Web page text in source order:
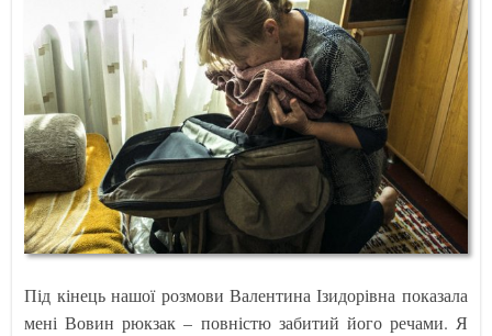
Під кінець нашої розмови Валентина Ізидорівна показала
мені Вовин рюкзак – повністю забитий його речами. Я